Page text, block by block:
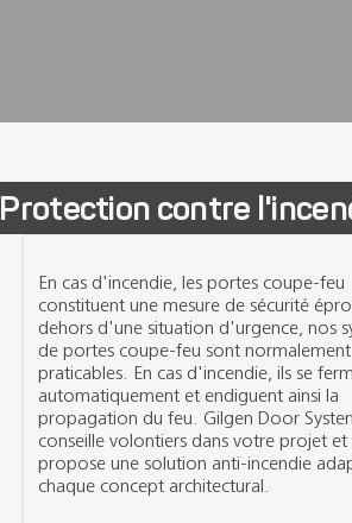
Protection contre
En cas d'incendie, les portes coupe-feu
constituent une mesure de sécurité
dehors d'une situation d'urgence, nos
de portes coupe-feu sont normalement
praticables. En cas d'incendie, ils se
automatiquement et endiguent ainsi la
propagation du feu. Gilgen Door
conseille volontiers dans votre projet et
propose une solution anti-incendie
chaque concept architectural.